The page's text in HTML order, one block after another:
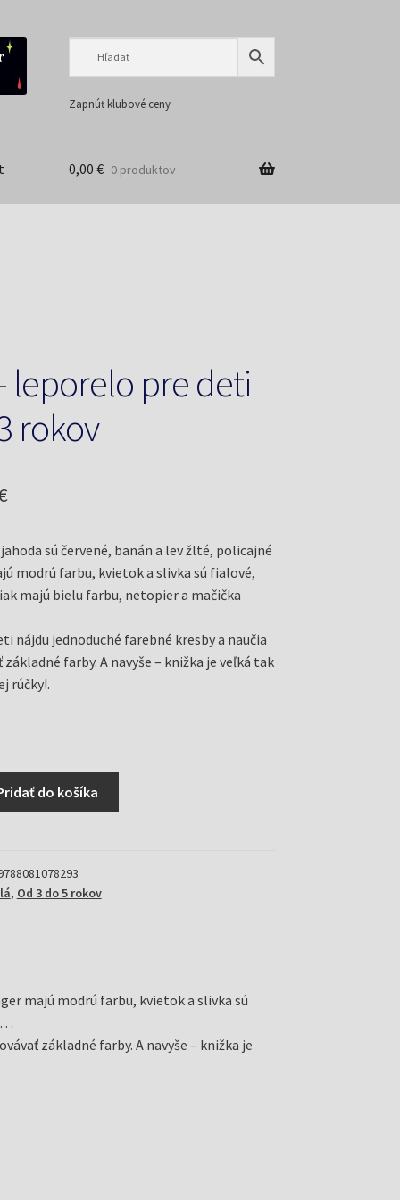
Zapnúť klubové ceny
0,00 € 0 produktov
leporelo pre deti
rokov
Aktuálna
je:
2,75 €.
sú červené, banán a lev žlté, policajné
modrú farbu, kvietok a slivka sú fialové,
majú bielu farbu, netopier a mačička
nájdu jednoduché farebné kresby a naučia
farby. A navyše – knižka je veľká tak
rúčky!.
do košíka
, Od 3 do 5 rokov
majú modrú farbu, kvietok a slivka sú
základné farby. A navyše – knižka je